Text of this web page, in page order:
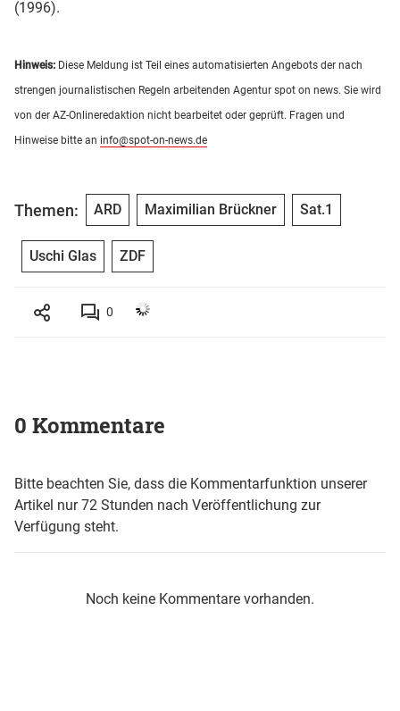
(1996).
Hinweis: Diese Meldung ist Teil eines automatisierten Angebots der nach
strengen journalistischen Regeln arbeitenden Agentur spot on news. Sie wird
von der AZ-Onlineredaktion nicht bearbeitet oder geprüft. Fragen und
Hinweise bitte an info@spot-on-news.de
Themen: ARD Maximilian Brückner Sat.1
Uschi Glas ZDF
0
0 Kommentare
Bitte beachten Sie, dass die Kommentarfunktion unserer
Artikel nur 72 Stunden nach Veröffentlichung zur
Verfügung steht.
Noch keine Kommentare vorhanden.